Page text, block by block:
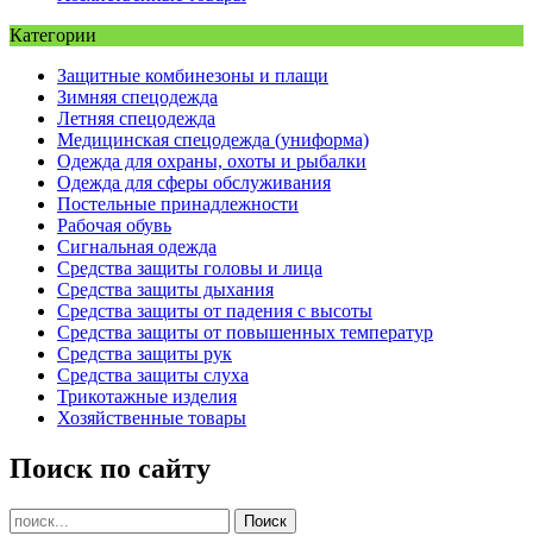
Категории
Защитные комбинезоны и плащи
Зимняя спецодежда
Летняя спецодежда
Медицинская спецодежда (униформа)
Одежда для охраны, охоты и рыбалки
Одежда для сферы обслуживания
Постельные принадлежности
Рабочая обувь
Сигнальная одежда
Средства защиты головы и лица
Средства защиты дыхания
Средства защиты от падения с высоты
Средства защиты от повышенных температур
Средства защиты рук
Средства защиты слуха
Трикотажные изделия
Хозяйственные товары
Поиск по сайту